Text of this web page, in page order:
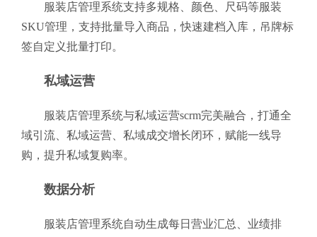
服装店管理系统支持多规格、颜色、尺码等服装
SKU管理，支持批量导入商品，快速建档入库，吊牌标
签自定义批量打印。
私域运营
服装店管理系统与私域运营scrm完美融合，打通全
域引流、私域运营、私域成交增长闭环，赋能一线导
购，提升私域复购率。
数据分析
服装店管理系统自动生成每日营业汇总、业绩排